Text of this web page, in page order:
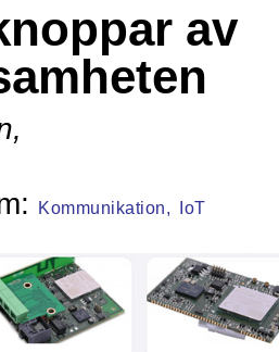
av
,
Kommunikation, IoT